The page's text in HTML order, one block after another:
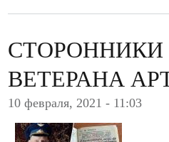
ВЕТЕРАНА
10 февраля, 2021 - 11:03